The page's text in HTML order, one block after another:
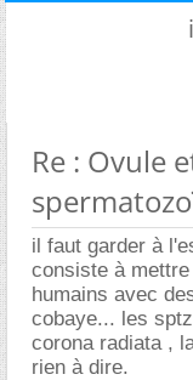
Re : Ovule
il faut garder à
consiste à
humains avec
cobaye... les
corona radiata ,
rien à dire.